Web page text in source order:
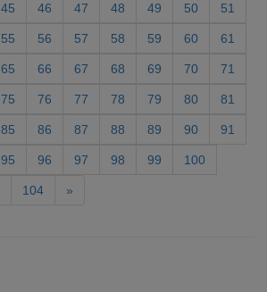
45 46 47 48 49 50 51
55 56 57 58 59 60 61
65 66 67 68 69 70 71
75 76 77 78 79 80 81
85 86 87 88 89 90 91
95 96 97 98 99 100
104 »